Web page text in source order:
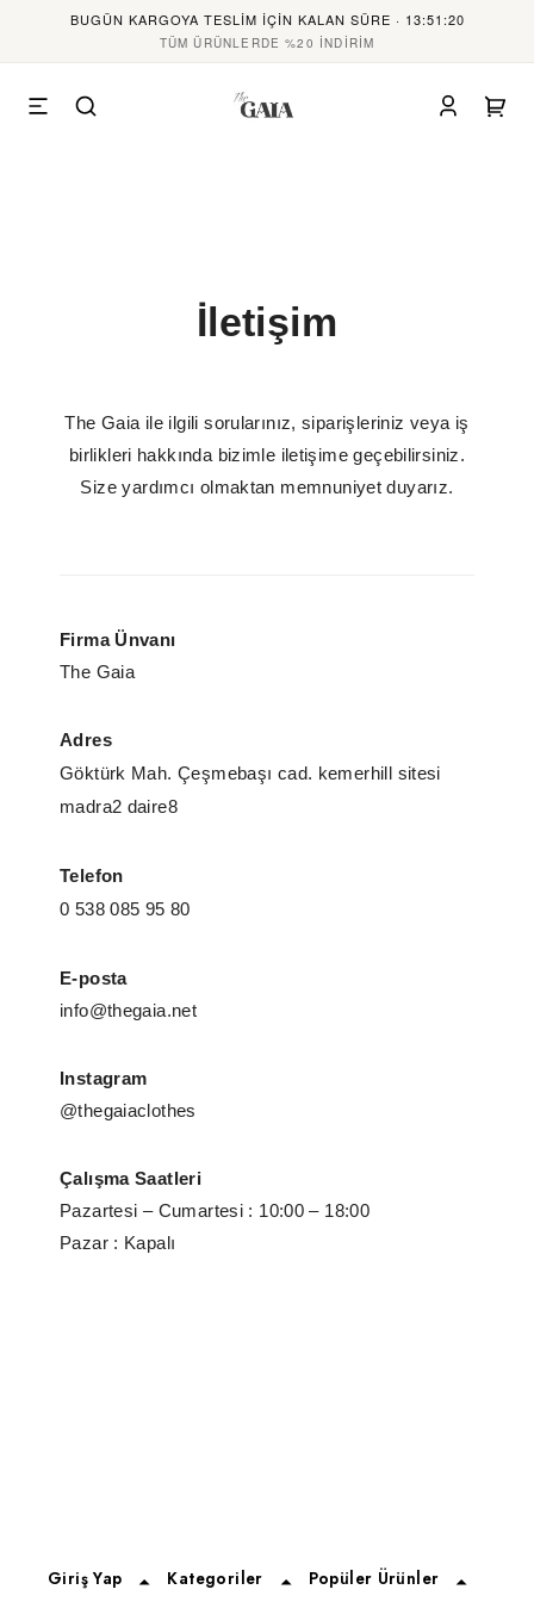
BUGÜN KARGOYA TESLİM İÇİN KALAN SÜRE · 13:51:20
TÜM ÜRÜNLERDE %20 İNDİRİM
İletişim
The Gaia ile ilgili sorularınız, siparişleriniz veya iş
birlikleri hakkında bizimle iletişime geçebilirsiniz.
Size yardımcı olmaktan memnuniyet duyarız.
Firma Ünvanı
The Gaia
Adres
Göktürk Mah. Çeşmebaşı cad. kemerhill sitesi
madra2 daire8
Telefon
0 538 085 95 80
E-posta
info@thegaia.net
Instagram
@thegaiaclothes
Çalışma Saatleri
Pazartesi – Cumartesi : 10:00 – 18:00
Pazar : Kapalı
Giriş Yap Kategoriler Popüler Ürünler